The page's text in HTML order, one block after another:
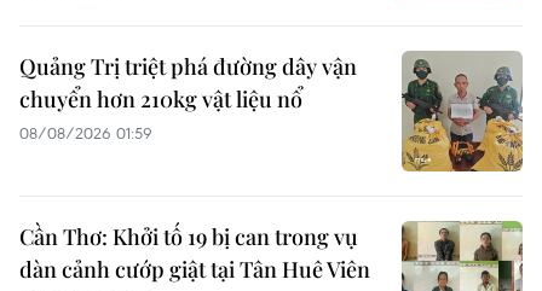
Quảng Trị triệt phá đường dây vận
chuyển hơn 210kg vật liệu nổ
08/08/2026 01:59
Cần Thơ: Khởi tố 19 bị can trong vụ
dàn cảnh cướp giật tại Tân Huê Viên